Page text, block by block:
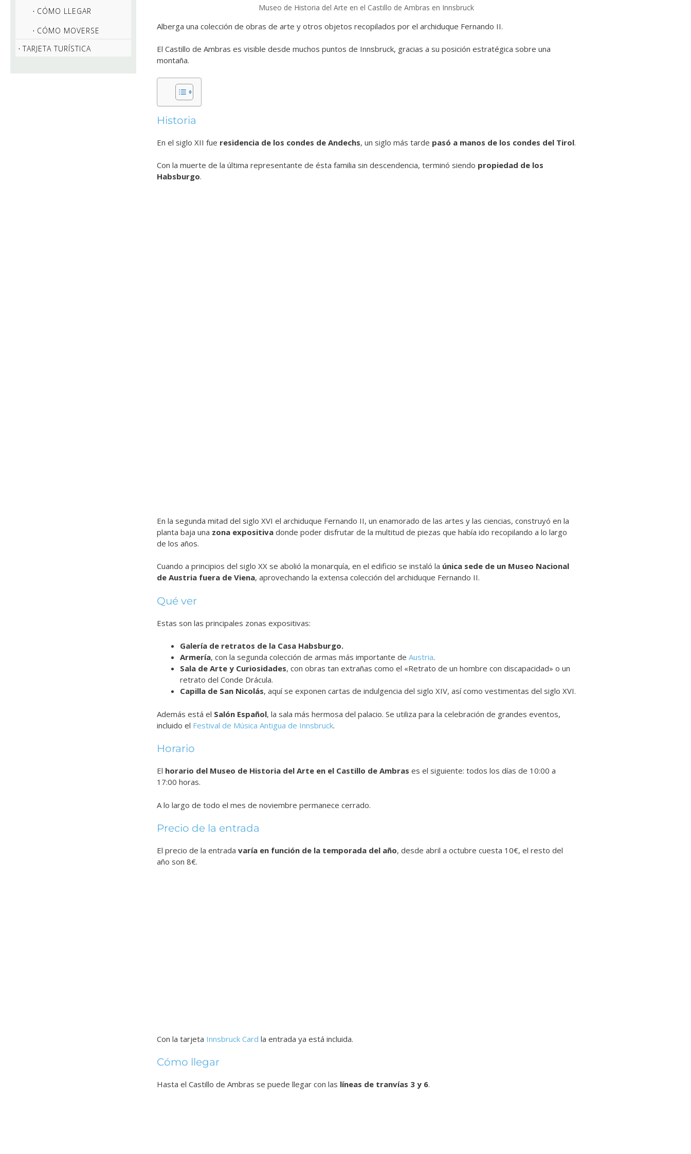
CÓMO LLEGAR
CÓMO MOVERSE
TARJETA TURÍSTICA
Museo de Historia del Arte en el Castillo de Ambras en Innsbruck
Alberga una colección de obras de arte y otros objetos recopilados por el archiduque Fernando II.
El Castillo de Ambras es visible desde muchos puntos de Innsbruck, gracias a su posición estratégica sobre una
montaña.
Historia
En el siglo XII fue residencia de los condes de Andechs, un siglo más tarde pasó a manos de los condes del Tirol.
Con la muerte de la última representante de ésta familia sin descendencia, terminó siendo propiedad de los
Habsburgo.
En la segunda mitad del siglo XVI el archiduque Fernando II, un enamorado de las artes y las ciencias, construyó en la
planta baja una zona expositiva donde poder disfrutar de la multitud de piezas que había ido recopilando a lo largo
de los años.
Cuando a principios del siglo XX se abolió la monarquía, en el edificio se instaló la única sede de un Museo Nacional
de Austria fuera de Viena, aprovechando la extensa colección del archiduque Fernando II.
Qué ver
Estas son las principales zonas expositivas:
Galería de retratos de la Casa Habsburgo.
Armería, con la segunda colección de armas más importante de Austria.
Sala de Arte y Curiosidades, con obras tan extrañas como el «Retrato de un hombre con discapacidad» o un
retrato del Conde Drácula.
Capilla de San Nicolás, aquí se exponen cartas de indulgencia del siglo XIV, así como vestimentas del siglo XVI.
Además está el Salón Español, la sala más hermosa del palacio. Se utiliza para la celebración de grandes eventos,
incluido el Festival de Música Antigua de Innsbruck.
Horario
El horario del Museo de Historia del Arte en el Castillo de Ambras es el siguiente: todos los días de 10:00 a
17:00 horas.
A lo largo de todo el mes de noviembre permanece cerrado.
Precio de la entrada
El precio de la entrada varía en función de la temporada del año, desde abril a octubre cuesta 10€, el resto del
año son 8€.
Con la tarjeta Innsbruck Card la entrada ya está incluida.
Cómo llegar
Hasta el Castillo de Ambras se puede llegar con las líneas de tranvías 3 y 6.